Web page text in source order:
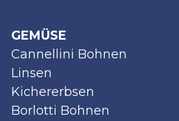
GEMÜSE
Cannellini Bohnen
Linsen
Kichererbsen
Borlotti Bohnen